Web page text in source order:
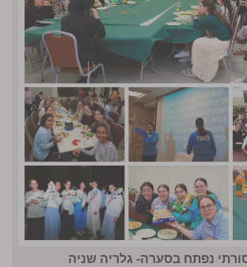
נפתח בסערה- גלריה שניה